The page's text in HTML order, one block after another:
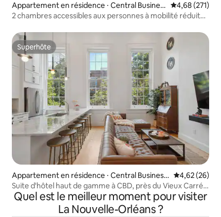
Appartement en résidence ⋅ Central Busines
s District
Évaluation
4,68 (271)
2 chambres accessibles aux personnes à mobilité réduite |
Superhôte
Superhôte
Appartement en résidence ⋅ Central Business
District
Évaluation
4,62 (26)
Suite d'hôtel haut de gamme à CBD, près du Vieux Carré
français
Quel est le meilleur moment pour visiter
La Nouvelle-Orléans ?